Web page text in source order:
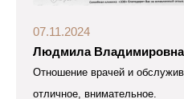
07.11.2024
Людмила Владимировна
Отношение врачей и
отличное, внимательное.